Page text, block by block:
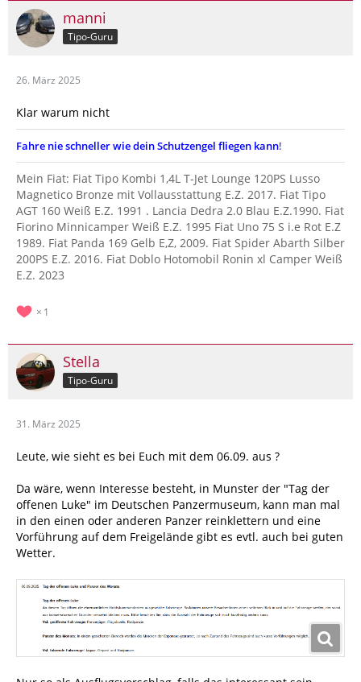
manni
Tipo-Guru
26. März 2025
Klar warum nicht
Fahre nie schneller wie dein Schutzengel fliegen kann!
Mein Fiat: Fiat Tipo Kombi 1,4L T-Jet Lounge 120PS Lusso
Magnetico Bronze mit Vollausstattung E.Z. 2017. Fiat Tipo
AGT 160 Weiß E.Z. 1991 . Lancia Dedra 2.0 Blau E.Z.1990. Fiat
Fiorino Minnicamper Weiß E.Z. 1995 Fiat Uno 75 S i.e Rot E.Z
1989. Fiat Panda 169 Gelb E,Z, 2009. Fiat Spider Abarth Silber
200PS E.Z. 2016. Fiat Doblo Hotomobil Ronin xl Camper Weiß
E.Z. 2023
1
Stella
Tipo-Guru
31. März 2025
Leute, wie sieht es bei Euch mit dem 06.09. aus ?
Da wäre, wenn Interesse besteht, in Munster der "Tag der
offenen Luke" im Deutschen Panzermuseum, kann man mal
in den einen oder anderen Panzer reinklettern und eine
Vorführung auf dem Freigelände gibt es evtl. auch bei guten
Wetter.